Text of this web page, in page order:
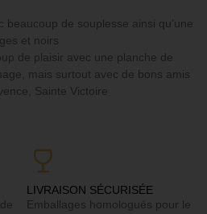
beaucoup de souplesse ainsi qu’une
et noirs
de plaisir avec une planche de
mais surtout avec de bons amis
Sainte Victoire
LIVRAISON SÉCURISÉE
Emballages homologués pour le